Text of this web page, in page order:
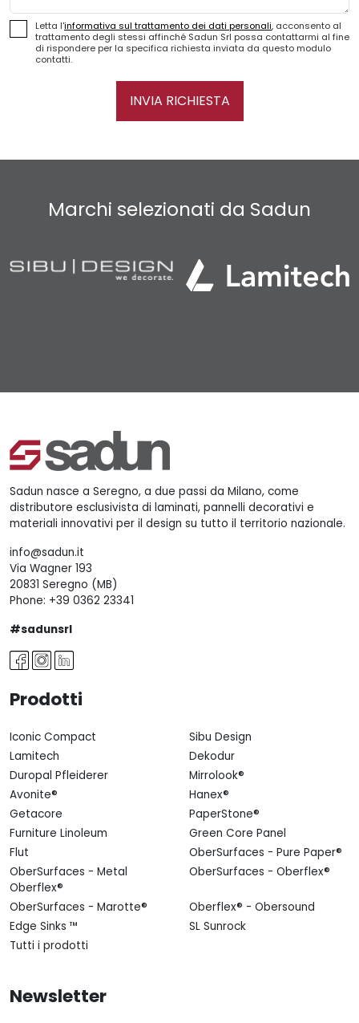
Letta l'informativa sul trattamento dei dati personali, acconsento al
trattamento degli stessi affinché Sadun Srl possa contattarmi al fine
di rispondere per la specifica richiesta inviata da questo modulo
contatti.
INVIA RICHIESTA
Marchi selezionati da Sadun
Sadun nasce a Seregno, a due passi da Milano, come
distributore esclusivista di laminati, pannelli decorativi e
materiali innovativi per il design su tutto il territorio nazionale.
info@sadun.it
Via Wagner 193
20831 Seregno (MB)
Phone: +39 0362 23341
#sadunsrl
Prodotti
Iconic Compact
Sibu Design
Lamitech
Dekodur
Duropal Pfleiderer
Mirrolook®
Avonite®
Hanex®
Getacore
PaperStone®
Furniture Linoleum
Green Core Panel
Flut
OberSurfaces - Pure Paper®
OberSurfaces - Metal
Oberflex®
OberSurfaces - Oberflex®
OberSurfaces - Marotte®
Oberflex® - Obersound
Edge Sinks ™
SL Sunrock
Tutti i prodotti
Newsletter